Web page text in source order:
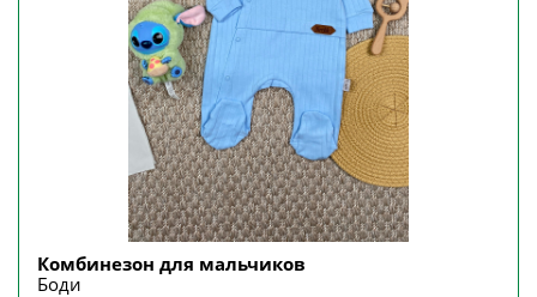
Комбинезон для мальчиков
Боди